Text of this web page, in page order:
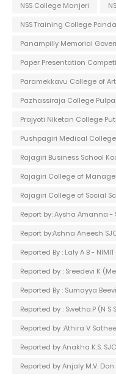
NSS College Manjeri
NSS Training College
Panampilly Memorial
Paper Presentation
Paramekkavu College of
Pazhassiraja College
Prajyoti Niketan College
Pushpagiri Medical
Rajagiri Business School
Rajagiri College of
Rajagiri College of Social
Report by: Aysha Amanna -
Report by:Ashna Aneesh
Reported By : Laly A B -
Reported by : Sreedevi K
Reported By : Sumayya
Reported by : Swetha.P (N
Reported by :Athira V
Reported by Anakha K.S.
Reported by Anjaly M.V.